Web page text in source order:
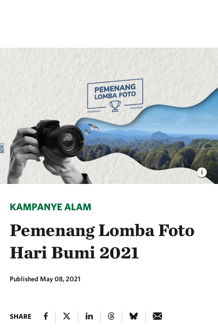
KAMPANYE ALAM
Pemenang Lomba Foto
Hari Bumi 2021
Published May 08, 2021
SHARE